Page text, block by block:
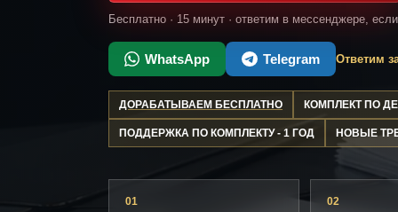
Бесплатно · 15 минут · ответим в мессенджере,
WhatsApp Telegram Ответим
ДОРАБАТЫВАЕМ БЕСПЛАТНО КОМПЛЕКТ ПО
ПОДДЕРЖКА ПО КОМПЛЕКТУ - 1 ГОД НОВЫЕ
01 02